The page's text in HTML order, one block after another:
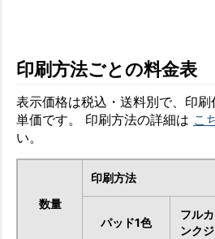
印刷方法ごとの料金表
表示価格は税込・送料別で、印
単価です。 印刷方法の詳細は こ
い。
数量
印刷方法
パッド1色
フル
ンク